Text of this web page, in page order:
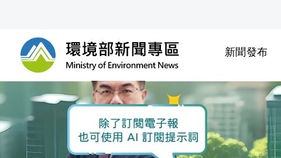
環境部新聞專區
新聞發布